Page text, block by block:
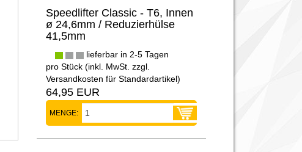
Speedlifter Classic - T6, Innen
ø 24,6mm / Reduzierhülse
41,5mm
lieferbar in 2-5 Tagen
pro Stück (inkl. MwSt. zzgl.
Versandkosten für Standardartikel)
64,95 EUR
MENGE: